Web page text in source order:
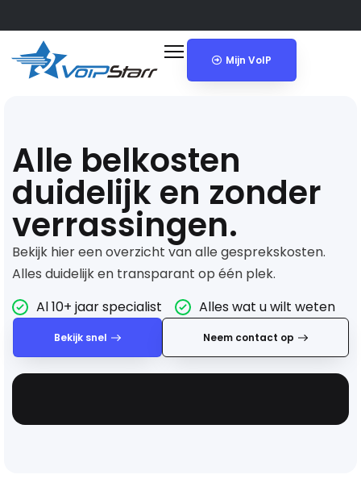
Mijn VoIP
Alle belkosten
duidelijk en zonder
verrassingen.
Bekijk hier een overzicht van alle gesprekskosten.
Alles duidelijk en transparant op één plek.
Al 10+ jaar specialist
Alles wat u wilt weten
Bekijk snel Neem contact op